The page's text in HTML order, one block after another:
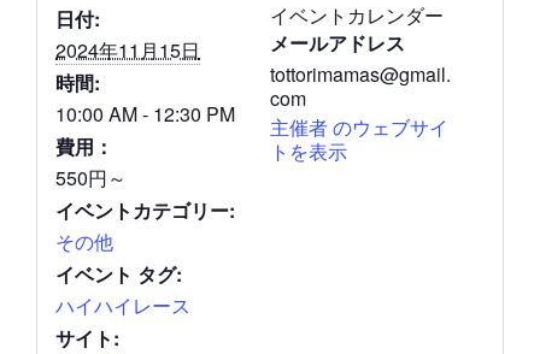
日付:
2024年11月15日
時間:
10:00 AM - 12:30 PM
費用：
550円～
イベントカテゴリー:
その他
イベント タグ:
ハイハイレース
サイト:
イベントカレンダー
メールアドレス
tottorimamas@gmail.
com
主催者 のウェブサイ
トを表示